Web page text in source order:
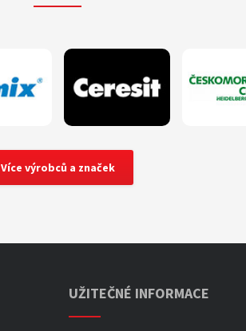
Více výrobců a značek
UŽITEČNÉ INFORMACE